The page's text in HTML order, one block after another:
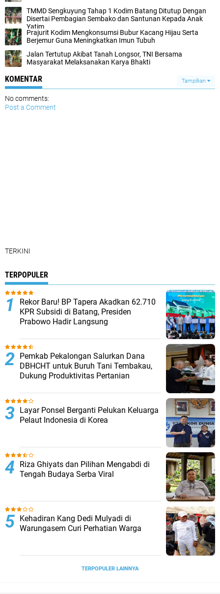
TMMD Sengkuyung Tahap 1 Kodim Batang Ditutup Dengan
Disertai Pembagian Sembako dan Santunan Kepada Anak
Yatim
Prajurit Kodim Mengkonsumsi Bubur Kacang Hijau Serta
Berjemur Guna Meningkatkan Imun Tubuh
Jalan Tertutup Akibat Tanah Longsor, TNI Bersama
Masyarakat Melaksanakan Karya Bhakti
KOMENTAR Tampilkan
No comments:
Post a Comment
TERKINI
TERPOPULER
Rekor Baru! BP Tapera Akadkan 62.710
KPR Subsidi di Batang, Presiden
Prabowo Hadir Langsung
Pemkab Pekalongan Salurkan Dana
DBHCHT untuk Buruh Tani Tembakau,
Dukung Produktivitas Pertanian
Layar Ponsel Berganti Pelukan Keluarga
Pelaut Indonesia di Korea
Riza Ghiyats dan Pilihan Mengabdi di
Tengah Budaya Serba Viral
Kehadiran Kang Dedi Mulyadi di
Warungasem Curi Perhatian Warga
TERPOPULER LAINNYA